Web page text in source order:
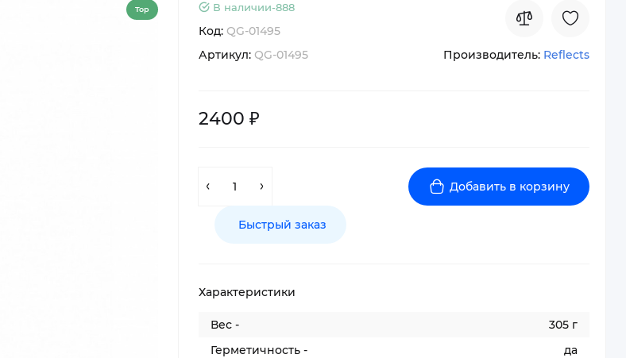
Top В наличии-888
Код: QG-01495
Артикул: QG-01495 Производитель: Reflects
2400 ₽
Добавить в корзину
Быстрый заказ
Характеристики
Вес -
305 г
Герметичность -
да